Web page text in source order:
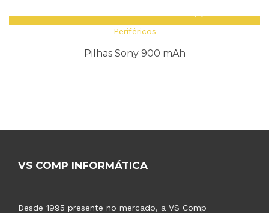
Periféricos
Pilhas Sony 900 mAh
VS COMP INFORMÁTICA
Desde 1995 presente no mercado, a VS Comp